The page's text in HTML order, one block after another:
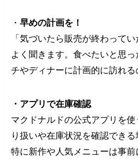
・早めの計画を！
「気づいたら販売が終わって
よく聞きます。食べたいと思
チやディナーに計画的に訪れる
・アプリで在庫確認
マクドナルドの公式アプリを
り扱いや在庫状況を確認できる
特に新作や人気メニューは事